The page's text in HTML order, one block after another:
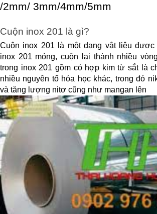
/2mm/ 3mm/4mm/5mm
Cuộn inox 201 là gì?
Cuộn inox 201 là một dạng vật liệu
inox 201 mỏng, cuộn lại thành nhiều
trong inox 201 gồm có hợp kim từ sắt là
nhiều nguyên tố hóa học khác, trong đó
và tăng lượng nitơ cũng như mangan lên